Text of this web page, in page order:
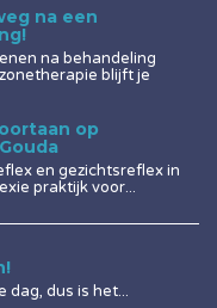
na een
na behandeling
blijft je
op
en gezichtsreflex in
praktijk voor...
dag, dus is het...